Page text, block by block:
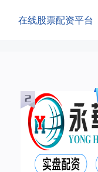
在线股票配资平台